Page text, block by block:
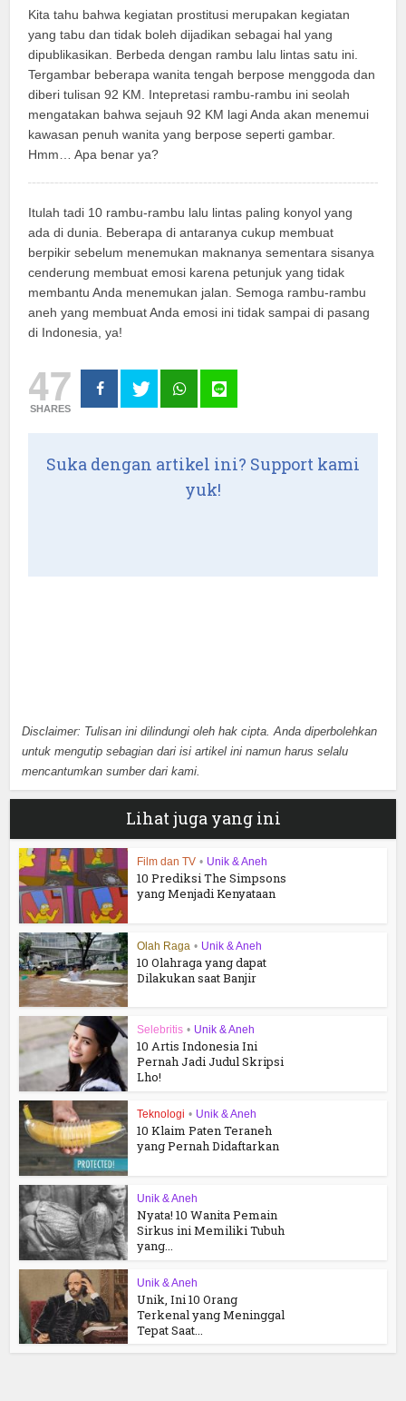
Kita tahu bahwa kegiatan prostitusi merupakan kegiatan
yang tabu dan tidak boleh dijadikan sebagai hal yang
dipublikasikan. Berbeda dengan rambu lalu lintas satu ini.
Tergambar beberapa wanita tengah berpose menggoda dan
diberi tulisan 92 KM. Intepretasi rambu-rambu ini seolah
mengatakan bahwa sejauh 92 KM lagi Anda akan menemui
kawasan penuh wanita yang berpose seperti gambar.
Hmm… Apa benar ya?
Itulah tadi 10 rambu-rambu lalu lintas paling konyol yang
ada di dunia. Beberapa di antaranya cukup membuat
berpikir sebelum menemukan maknanya sementara sisanya
cenderung membuat emosi karena petunjuk yang tidak
membantu Anda menemukan jalan. Semoga rambu-rambu
aneh yang membuat Anda emosi ini tidak sampai di pasang
di Indonesia, ya!
47
SHARES
Suka dengan artikel ini? Support kami
yuk!
Disclaimer: Tulisan ini dilindungi oleh hak cipta. Anda diperbolehkan
untuk mengutip sebagian dari isi artikel ini namun harus selalu
mencantumkan sumber dari kami.
Lihat juga yang ini
Film dan TV • Unik & Aneh
10 Prediksi The Simpsons
yang Menjadi Kenyataan
Olah Raga • Unik & Aneh
10 Olahraga yang dapat
Dilakukan saat Banjir
Selebritis • Unik & Aneh
10 Artis Indonesia Ini
Pernah Jadi Judul Skripsi
Lho!
Teknologi • Unik & Aneh
10 Klaim Paten Teraneh
yang Pernah Didaftarkan
Unik & Aneh
Nyata! 10 Wanita Pemain
Sirkus ini Memiliki Tubuh
yang...
Unik & Aneh
Unik, Ini 10 Orang
Terkenal yang Meninggal
Tepat Saat...